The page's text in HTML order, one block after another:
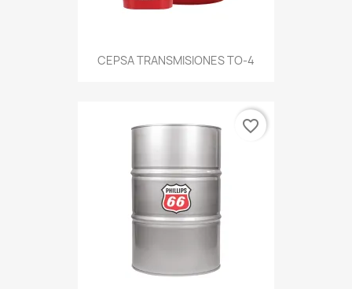
CEPSA TRANSMISIONES TO-4
favorite_border